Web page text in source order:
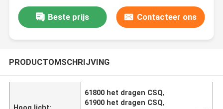
Beste prijs Contacteer ons
PRODUCTOMSCHRIJVING
Hoog licht:
61800 het dragen CSQ,
61900 het dragen CSQ,